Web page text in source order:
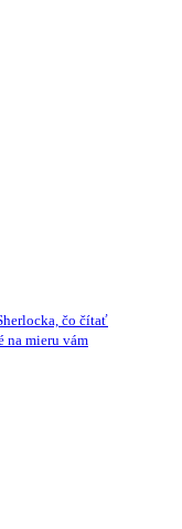
čo čítať
na mieru vám